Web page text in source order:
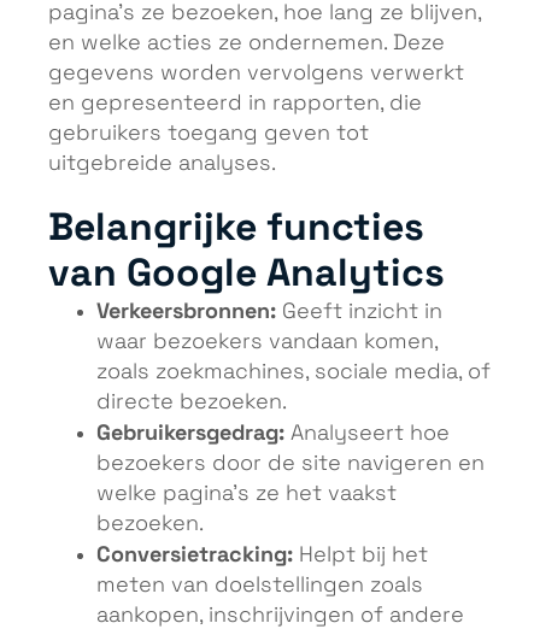
pagina’s ze bezoeken, hoe lang ze blijven,
en welke acties ze ondernemen. Deze
gegevens worden vervolgens verwerkt
en gepresenteerd in rapporten, die
gebruikers toegang geven tot
uitgebreide analyses.
Belangrijke functies
van Google Analytics
Verkeersbronnen: Geeft inzicht in
waar bezoekers vandaan komen,
zoals zoekmachines, sociale media, of
directe bezoeken.
Gebruikersgedrag: Analyseert hoe
bezoekers door de site navigeren en
welke pagina’s ze het vaakst
bezoeken.
Conversietracking: Helpt bij het
meten van doelstellingen zoals
aankopen, inschrijvingen of andere